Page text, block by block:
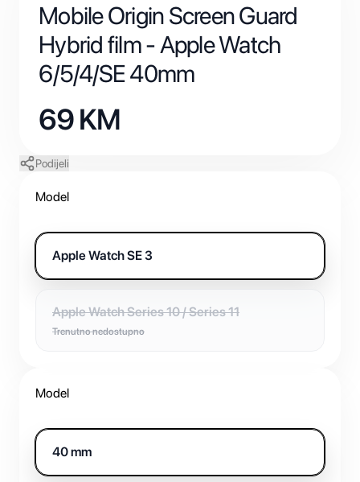
Mobile Origin Screen Guard
Hybrid film - Apple Watch
6/5/4/SE 40mm
69KM
Podijeli
Model
Apple Watch SE 3
Apple Watch Series 10 / Series 11
Trenutno nedostupno
Model
40 mm